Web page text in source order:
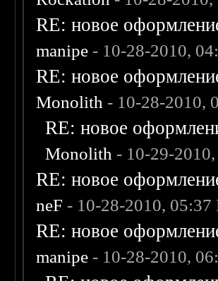
RE: новое
manipe - 10-28-2010,
RE: новое
Monolith - 10-28-2010,
RE: новое
Monolith - 10-29-
RE: новое
neF - 10-28-2010, 05:37
RE: новое
manipe - 10-28-2010,